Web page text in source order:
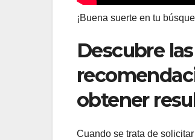
¡Buena suerte en tu
Descubre
obtener
Cuando se trata de